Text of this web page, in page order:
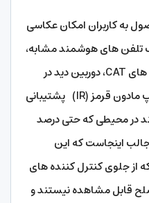
به کاربران امکان عکاسی
تلفن های هوشمند مشابه،
مانند دوربین های حرارتی در مدل های CAT، دوربین دید در
شب Lumigon T3 توسط دو لامپ مادون قرمز (IR) پشتیبانی
در محیطی که حتی درصد
اینجاست که این
از جلوی کنترل کننده های
قابل مشاهده نیستند و